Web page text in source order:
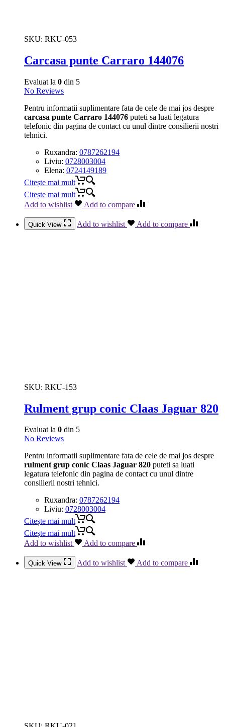
SKU: RKU-053
Carcasa punte Carraro 144076
Evaluat la 0 din 5
No Reviews
Pentru informatii suplimentare fata de cele de mai jos despre
carcasa punte Carraro 144076 puteti sa luati legatura
telefonic din pagina de contact cu unul dintre consilierii nostri
tehnici.
Ruxandra: 0787262194
Liviu: 0728003004
Elena: 0724149189
Citește mai mult
Citește mai mult
Add to wishlist
Add to compare
Quick View Add to wishlist Add to compare
SKU: RKU-153
Rulment grup conic Claas Jaguar 820
Evaluat la 0 din 5
No Reviews
Pentru informatii suplimentare fata de cele de mai jos despre
rulment grup conic Claas Jaguar 820 puteti sa luati
legatura telefonic din pagina de contact cu unul dintre
consilierii nostri tehnici.
Ruxandra: 0787262194
Liviu: 0728003004
Citește mai mult
Citește mai mult
Add to wishlist
Add to compare
Quick View Add to wishlist Add to compare